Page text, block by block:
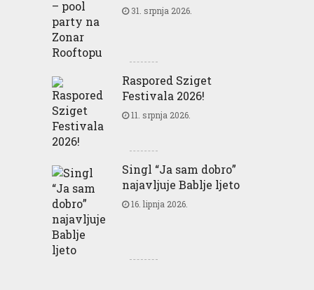
31. srpnja 2026.
Raspored Sziget
Festivala 2026!
11. srpnja 2026.
Singl “Ja sam dobro”
najavljuje Bablje ljeto
16. lipnja 2026.